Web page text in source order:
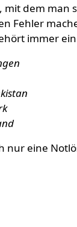
mit dem man
Fehler
immer
nur eine